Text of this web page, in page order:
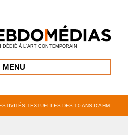
DÉDIÉ À L’ART CONTEMPORAIN
MENU
TEXTUELLES DES 10 ANS D’AHM